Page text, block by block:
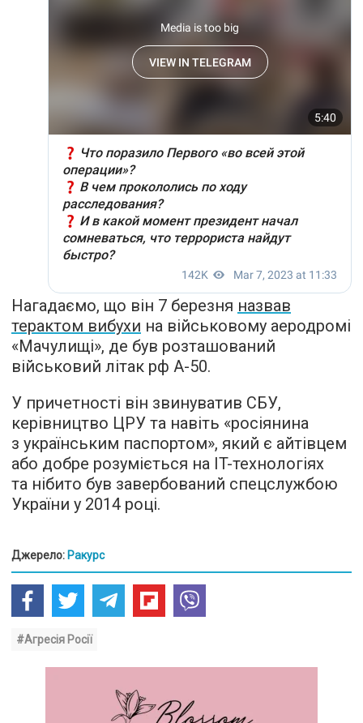
Нагадаємо, що він 7 березня назвав
терактом вибухи на військовому аеродромі
«Мачулищі», де був розташований
військовий літак рф А-50.
У причетності він звинуватив СБУ,
керівництво ЦРУ та навіть «росіянина
з українським паспортом», який є айтівцем
або добре розуміється на IT-технологіях
та нібито був завербований спецслужбою
України у 2014 році.
Джерело: Ракурс
#Агресія Росії